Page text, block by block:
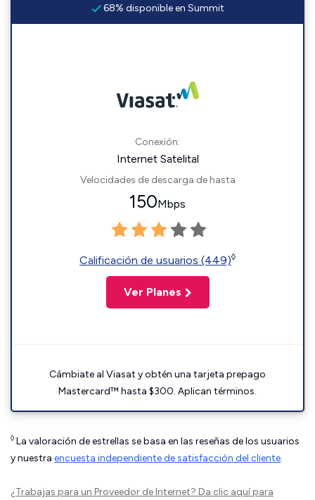
68% disponible en Summit
Conexión:
Internet Satelital
Velocidades de descarga de hasta
150Mbps
Calificación de usuarios (449)◊
Ver Planes
Cámbiate al Viasat y obtén una tarjeta prepago
Mastercard™ hasta $300. Aplican términos.
◊ La valoración de estrellas se basa en las reseñas de los usuarios
y nuestra encuesta independiente de satisfacción del cliente.
¿Trabajas para un Proveedor de Internet? Da clic aquípara